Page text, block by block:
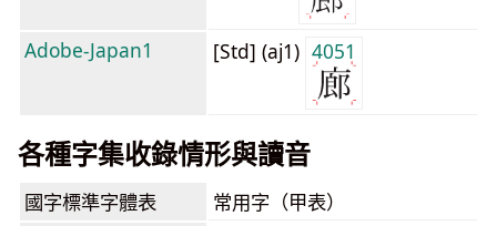
Adobe-Japan1 [Std] (aj1) 4051
各種字集收錄情形與讀音
國字標準字體表 常用字（甲表）